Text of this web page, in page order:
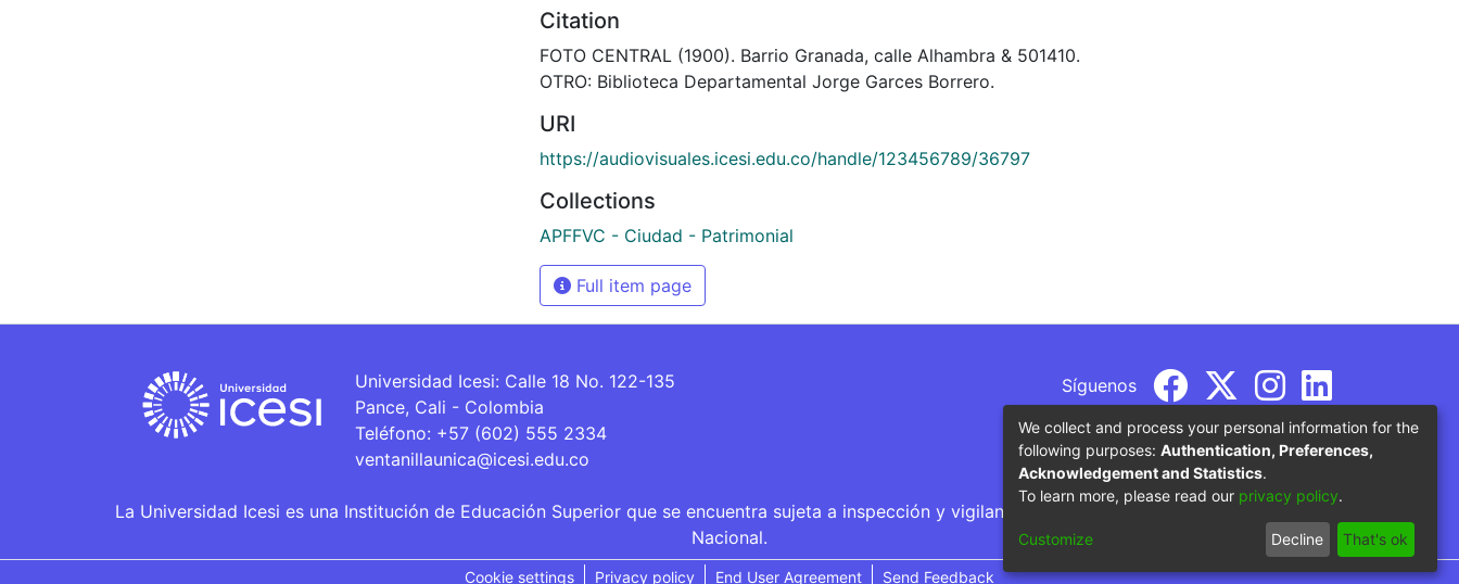
Citation
FOTO CENTRAL (1900). Barrio Granada, calle Alhambra & 501410.
OTRO: Biblioteca Departamental Jorge Garces Borrero.
URI
https://audiovisuales.icesi.edu.co/handle/123456789/36797
Collections
APFFVC - Ciudad - Patrimonial
Full item page
Universidad Icesi: Calle 18 No. 122-135
Pance, Cali - Colombia
Teléfono: +57 (602) 555 2334
ventanillaunica@icesi.edu.co
Síguenos
La Universidad Icesi es una Institución de Educación Superior que se encuentra sujeta a inspección y vigilancia por parte del Ministerio de Educación
Nacional.
Cookie settings Privacy policy End User Agreement Send Feedback
We collect and process your personal information for the
following purposes: Authentication, Preferences,
Acknowledgement and Statistics.
To learn more, please read our privacy policy.
Customize Decline That's ok